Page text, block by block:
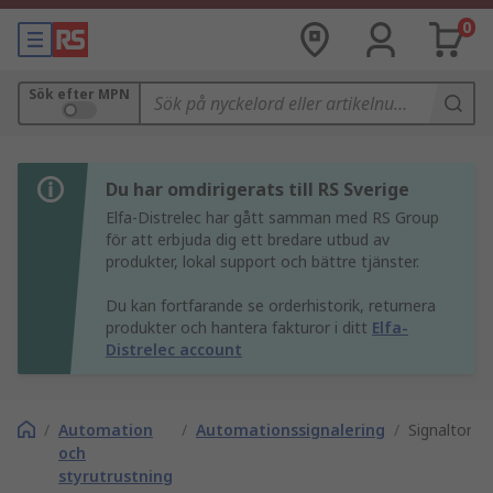
0
Sök efter MPN
Du har omdirigerats till RS Sverige
Elfa-Distrelec har gått samman med RS Group
för att erbjuda dig ett bredare utbud av
produkter, lokal support och bättre tjänster.
Du kan fortfarande se orderhistorik, returnera
produkter och hantera fakturor i ditt Elfa-
Distrelec account
/ Automation
och
styrutrustning
/ Automationssignalering / Signaltorn